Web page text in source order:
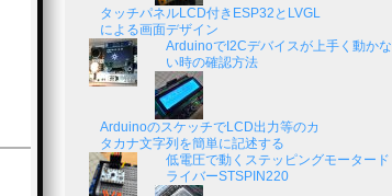
タッチパネルLCD付きESP32とLVGL
による画面デザイン
ArduinoでI2Cデバイスが上手く動かな
い時の確認方法
ArduinoのスケッチでLCD出力等のカ
タカナ文字列を簡単に記述する
低電圧で動くステッピングモータード
ライバーSTSPIN220